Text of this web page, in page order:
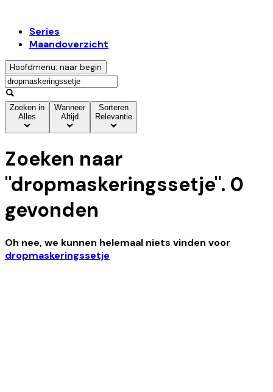
Series
Maandoverzicht
Hoofdmenu: naar begin
Zoeken in
Alles
Wanneer
Altijd
Sorteren
Relevantie
Zoeken naar
"dropmaskeringssetje". 0
gevonden
Oh nee, we kunnen helemaal niets vinden voor
dropmaskeringssetje